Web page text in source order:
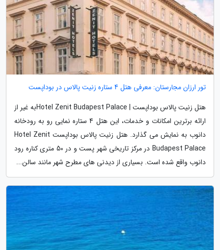
تور ارزان مجارستان: معرفی هتل 4 ستاره زنیت پالاس در بوداپست
هتل زنیت پالاس بوداپست | Hotel Zenit Budapest Palaceبه غیر از
ارائه برترین امکانات و خدمات، این هتل 4 ستاره نمایی رو به رودخانه
دانوب به نمایش می گذارد. هتل زنیت پالاس بوداپست Hotel Zenit
Budapest Palace در مرکز تاریخی شهر پست و در 50 متری کناره رود
دانوب واقع شده است. بسیاری از دیدنی های مطرح شهر مانند سالن...